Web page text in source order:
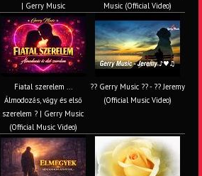
| Gerry Music
Music (Official Video)
Fiatal szerelem ...
Álmodozás, vágy és első
szerelem ? | Gerry Music
(Official Music Video)
?? Gerry Music ?? - ?? Jeremy
(Official Music Video)